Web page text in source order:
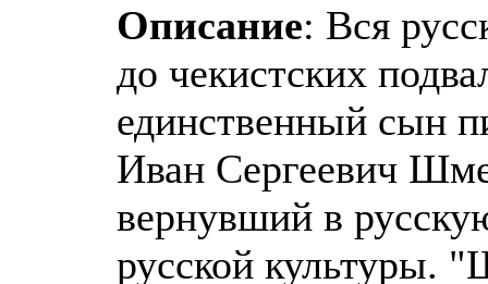
Описание: Вся
до чекистских
единственный сын
Иван Сергеевич
вернувший в
русской культуры.